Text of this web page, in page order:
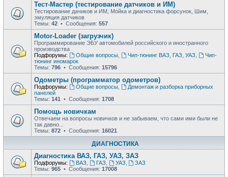
Тест-Мастер (тестирование датчиков и ИМ)
Тестирование дачиков и ИМ, Мойка и диагностика форсунок, Шим,
эмуляция датчиков
Темы: 42 • Сообщения: 557
Motor-Loader (загрузчик)
Программирование ЭБУ автомобилей российского и иностранного
производства
Подфорумы:
Общие вопросы, Чип-тюнинг ВАЗ, ГАЗ, УАЗ
Чип-
тюнинг иномарок
Темы: 796 • Сообщения: 15796
Одометры (программатор одометров)
Подфорумы: Общие вопросы,
Демонтаж и разборка приборных
панелей
Темы: 141 • Сообщения: 1708
Помощь новичкам
Отвечаем на вопросы новичков и не забываем, что сами ими были не
так давно...
Темы: 872 • Сообщения: 16021
ДИАГНОСТИКА
Диагностика ВАЗ, ГАЗ, УАЗ, ЗАЗ
Подфорумы: ВАЗ ГАЗ УАЗ
ЗАЗ
Темы: 965 • Сообщения: 17008